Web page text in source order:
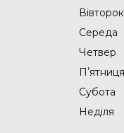
Вівторок
Середа
Четвер
Пʼятниця
Субота
Неділя